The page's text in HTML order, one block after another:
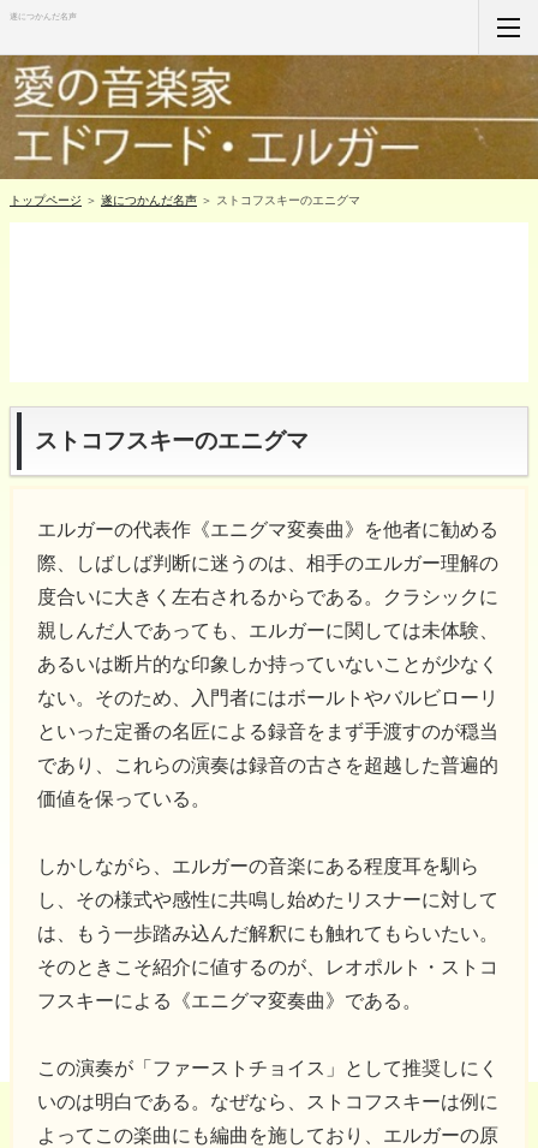
遂につかんだ名声
ホーム
RSS購読
サイトマップ
トップページ ＞ 遂につかんだ名声 ＞ ストコフスキーのエニグマ
ストコフスキーのエニグマ
エルガーの代表作《エニグマ変奏曲》を他者に勧める
際、しばしば判断に迷うのは、相手のエルガー理解の
度合いに大きく左右されるからである。クラシックに
親しんだ人であっても、エルガーに関しては未体験、
あるいは断片的な印象しか持っていないことが少なく
ない。そのため、入門者にはボールトやバルビローリ
といった定番の名匠による録音をまず手渡すのが穏当
であり、これらの演奏は録音の古さを超越した普遍的
価値を保っている。
しかしながら、エルガーの音楽にある程度耳を馴ら
し、その様式や感性に共鳴し始めたリスナーに対して
は、もう一歩踏み込んだ解釈にも触れてもらいたい。
そのときこそ紹介に値するのが、レオポルト・ストコ
フスキーによる《エニグマ変奏曲》である。
この演奏が「ファーストチョイス」として推奨しにく
いのは明白である。なぜなら、ストコフスキーは例に
よってこの楽曲にも編曲を施しており、エルガーの原